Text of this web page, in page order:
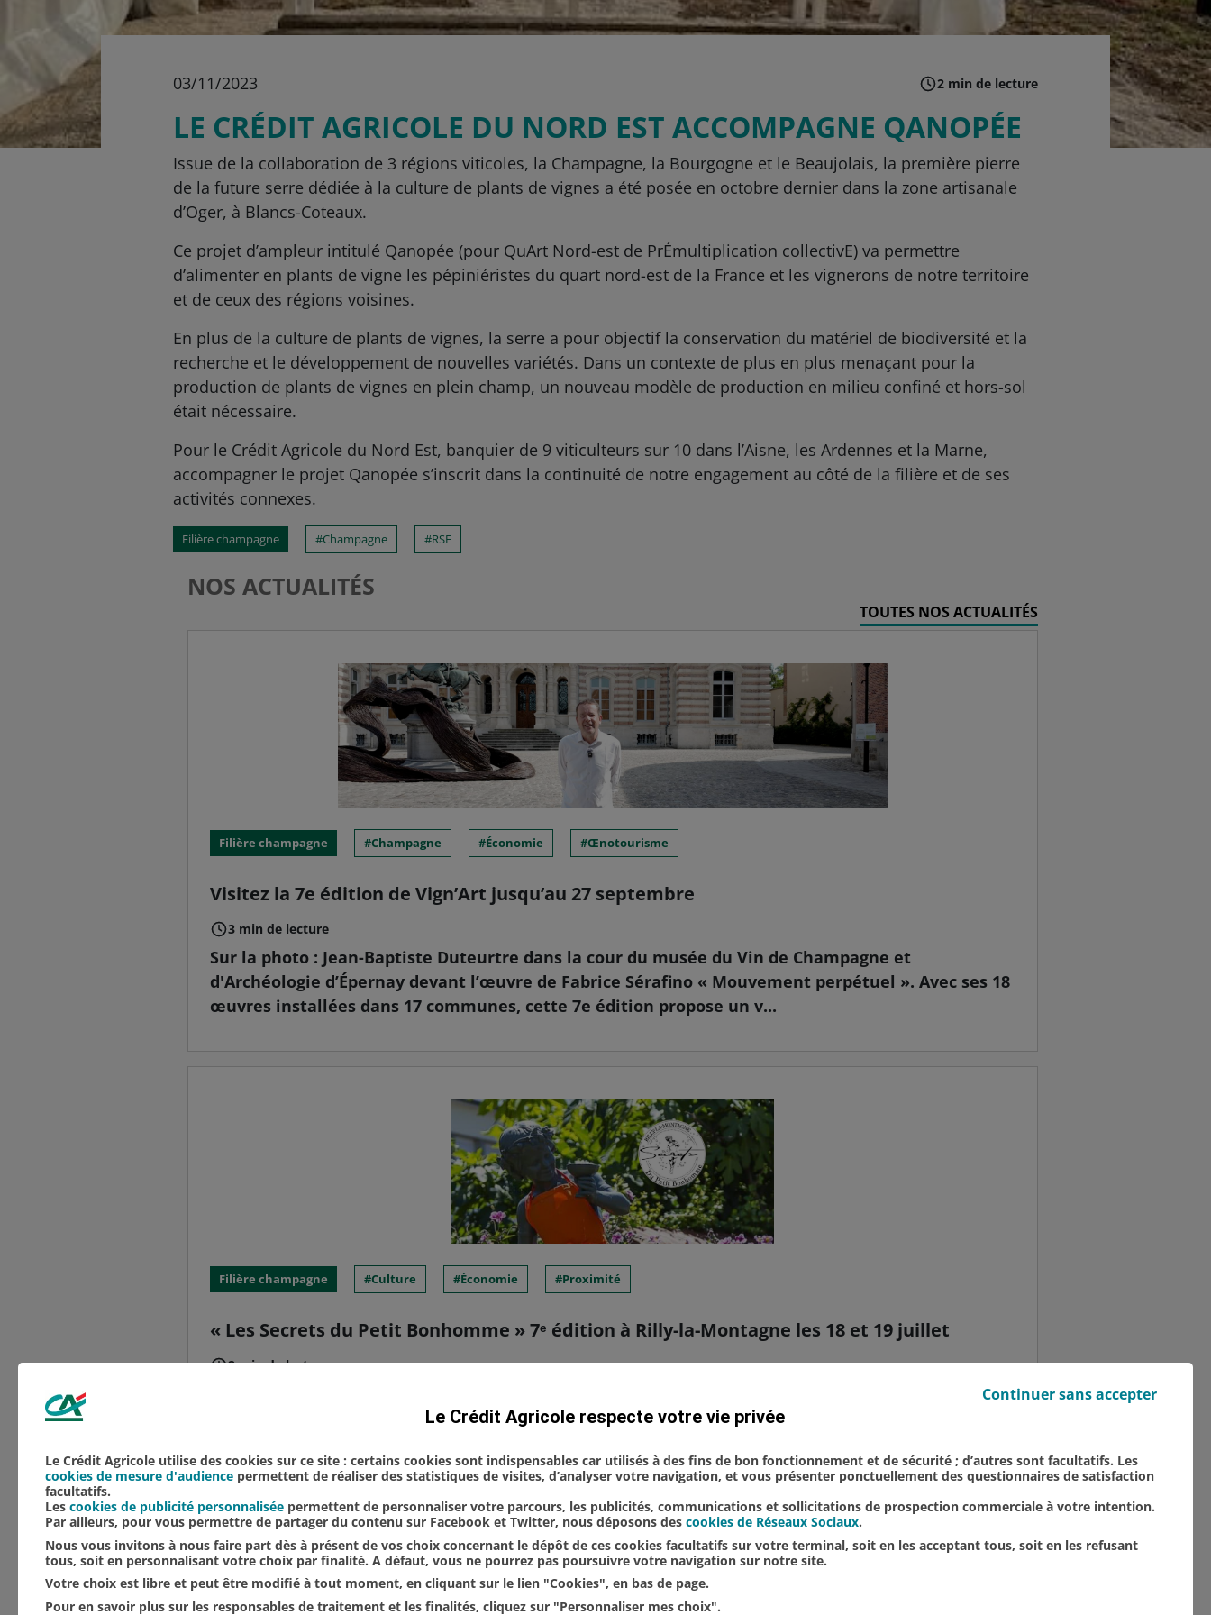
03/11/2023 2 min de lecture
LE CRÉDIT AGRICOLE DU NORD EST ACCOMPAGNE QANOPÉE
Issue de la collaboration de 3 régions viticoles, la Champagne, la Bourgogne et le Beaujolais, la première pierre
de la future serre dédiée à la culture de plants de vignes a été posée en octobre dernier dans la zone artisanale
d’Oger, à Blancs-Coteaux.
Ce projet d’ampleur intitulé Qanopée (pour QuArt Nord-est de PrÉmultiplication collectivE) va permettre
d’alimenter en plants de vigne les pépiniéristes du quart nord-est de la France et les vignerons de notre territoire
et de ceux des régions voisines.
En plus de la culture de plants de vignes, la serre a pour objectif la conservation du matériel de biodiversité et la
recherche et le développement de nouvelles variétés. Dans un contexte de plus en plus menaçant pour la
production de plants de vignes en plein champ, un nouveau modèle de production en milieu confiné et hors-sol
était nécessaire.
Pour le Crédit Agricole du Nord Est, banquier de 9 viticulteurs sur 10 dans l’Aisne, les Ardennes et la Marne,
accompagner le projet Qanopée s’inscrit dans la continuité de notre engagement au côté de la filière et de ses
activités connexes.
Filière champagne Champagne RSE
NOS ACTUALITÉS
TOUTES NOS ACTUALITÉS
Filière champagne Champagne Économie Œnotourisme
Visitez la 7e édition de Vign’Art jusqu’au 27 septembre
3 min de lecture
Sur la photo : Jean-Baptiste Duteurtre dans la cour du musée du Vin de Champagne et
d'Archéologie d’Épernay devant l’œuvre de Fabrice Sérafino « Mouvement perpétuel ». Avec ses 18
œuvres installées dans 17 communes, cette 7e édition propose un v...
Filière champagne Culture Économie Proximité
« Les Secrets du Petit Bonhomme » 7ᵉ édition à Rilly-la-Montagne les 18 et 19 juillet
2 min de lecture
À l’initiative des vignerons de Rilly-la-Montagne, un événement tombé dans l’oubli depuis 1979
renaît à l’occasion de sa 7ᵉ édition, les samedi 18 et dimanche 19 juillet. Son nom est inspiré de la
Le Crédit Agricole respecte votre vie privée
Le Crédit Agricole utilise des cookies sur ce site : certains cookies sont indispensables car utilisés à des fins de bon fonctionnement et de sécurité ; d’autres sont facultatifs. Les
cookies de mesure d'audience permettent de réaliser des statistiques de visites, d’analyser votre navigation, et vous présenter ponctuellement des questionnaires de satisfaction
facultatifs.
Les cookies de publicité personnalisée permettent de personnaliser votre parcours, les publicités, communications et sollicitations de prospection commerciale à votre intention.
Par ailleurs, pour vous permettre de partager du contenu sur Facebook et Twitter, nous déposons des cookies de Réseaux Sociaux.
Nous vous invitons à nous faire part dès à présent de vos choix concernant le dépôt de ces cookies facultatifs sur votre terminal, soit en les acceptant tous, soit en les refusant
tous, soit en personnalisant votre choix par finalité. A défaut, vous ne pourrez pas poursuivre votre navigation sur notre site.
Votre choix est libre et peut être modifié à tout moment, en cliquant sur le lien "Cookies", en bas de page.
Pour en savoir plus sur les responsables de traitement et les finalités, cliquez sur "Personnaliser mes choix".
Continuer sans accepter